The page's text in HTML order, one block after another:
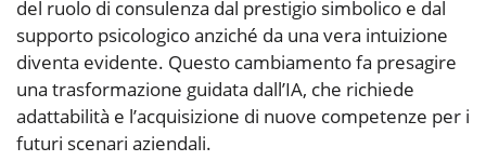
del ruolo di consulenza dal prestigio simbolico e dal
supporto psicologico anziché da una vera intuizione
diventa evidente. Questo cambiamento fa presagire
una trasformazione guidata dall’IA, che richiede
adattabilità e l’acquisizione di nuove competenze per i
futuri scenari aziendali.